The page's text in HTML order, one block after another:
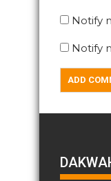
Notify
Notify